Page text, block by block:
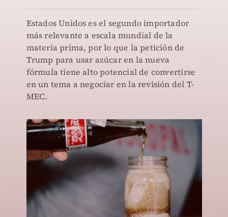
Estados Unidos es el segundo importador
más relevante a escala mundial de la
materia prima, por lo que la petición de
Trump para usar azúcar en la nueva
fórmula tiene alto potencial de convertirse
en un tema a negociar en la revisión del T-
MEC.